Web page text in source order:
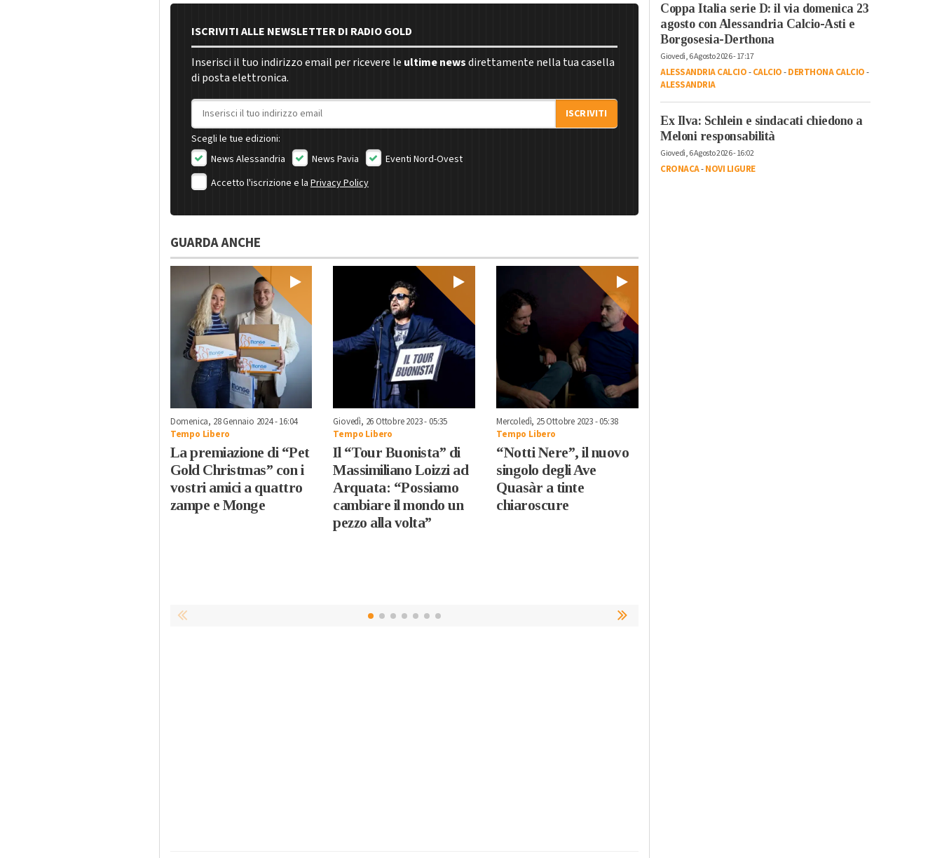
ISCRIVITI ALLE NEWSLETTER DI RADIO GOLD
Inserisci il tuo indirizzo email per ricevere le ultime newsdirettamente nella tua casella
di posta elettronica.
Indirizzo email
ISCRIVITI
Scegli le tue edizioni:
News Alessandria
News Pavia
Eventi Nord-Ovest
Accetto l'iscrizione e laPrivacy Policy
GUARDA ANCHE
Domenica, 28 Gennaio 2024 - 16:04
Tempo Libero
La premiazione di “Pet
Gold Christmas” con i
vostri amici a quattro
zampe e Monge
Giovedì, 26 Ottobre 2023 - 05:35
Tempo Libero
Il “Tour Buonista” di
Massimiliano Loizzi ad
Arquata: “Possiamo
cambiare il mondo un
pezzo alla volta”
Mercoledì, 25 Ottobre 2023 - 05:38
Tempo Libero
“Notti Nere”, il nuovo
singolo degli Ave
Quasàr a tinte
chiaroscure
Coppa Italia serie D: il via domenica 23
agosto con Alessandria Calcio-Asti e
Borgosesia-Derthona
Giovedì, 6 Agosto 2026 - 17:17
ALESSANDRIA CALCIO-CALCIO-DERTHONA CALCIO-
ALESSANDRIA
Ex Ilva: Schlein e sindacati chiedono a
Meloni responsabilità
Giovedì, 6 Agosto 2026 - 16:02
CRONACA-NOVI LIGURE